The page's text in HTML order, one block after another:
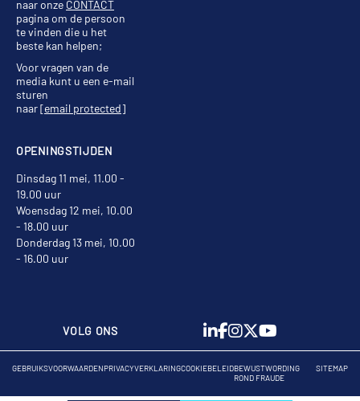
OPENINGSTIJDEN
Dinsdag 11 mei, 11.00 -
19.00 uur
Woensdag 12 mei, 10.00
- 18.00 uur
Donderdag 13 mei, 10.00
- 16.00 uur
naar onze CONTACT
pagina om de persoon
te vinden die u het
beste kan helpen;
Voor vragen van de
media kunt u een e-mail
sturen
naar[email protected]
VOLG ONS
GEBRUIKSVOORWAARDENPRIVACYVERKLARINGCOOKIEBELEIDBEWUSTWORDING
ROND FRAUDE
SITEMAP